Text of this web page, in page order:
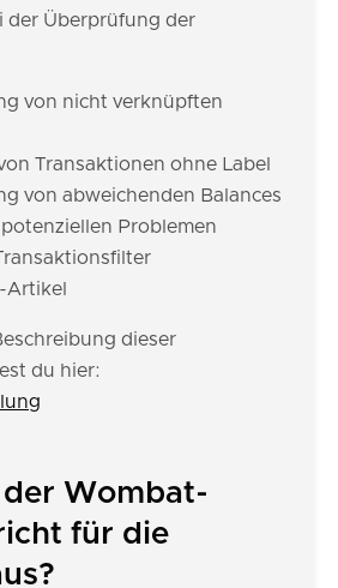
der Überprüfung der
von nicht verknüpften
Transaktionen ohne Label
von abweichenden Balances
Problemen
Artikel
dieser
du hier:
Wombat-
für die